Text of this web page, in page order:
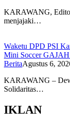
KARAWANG,
menjajaki…
Waketu DPD PSI
Mini Soccer
BeritaAgustus 6,
KARAWANG –
Solidaritas…
IKLAN